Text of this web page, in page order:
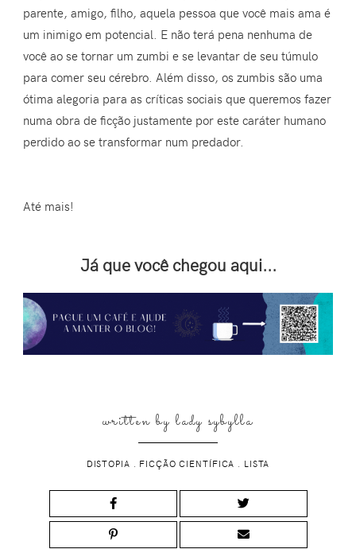
parente, amigo, filho, aquela pessoa que você mais ama é
um inimigo em potencial. E não terá pena nenhuma de
você ao se tornar um zumbi e se levantar de seu túmulo
para comer seu cérebro. Além disso, os zumbis são uma
ótima alegoria para as críticas sociais que queremos fazer
numa obra de ficção justamente por este caráter humano
perdido ao se transformar num predador.
Até mais!
Já que você chegou aqui...
written bylady sybylla
DISTOPIA . FICÇÃO CIENTÍFICA . LISTA